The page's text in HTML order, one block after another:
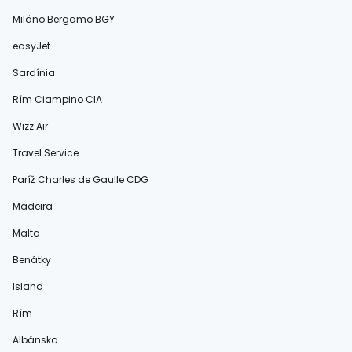
Miláno Bergamo BGY
easyJet
Sardínia
Rím Ciampino CIA
Wizz Air
Travel Service
Paríž Charles de Gaulle CDG
Madeira
Malta
Benátky
Island
Rím
Albánsko